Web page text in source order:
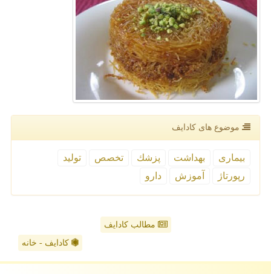
موضوع های كادایف
بیماری بهداشت پزشك تخصص
تولید
رپورتاژ
آموزش دارو
مطالب کادایف
کادایف - خانه